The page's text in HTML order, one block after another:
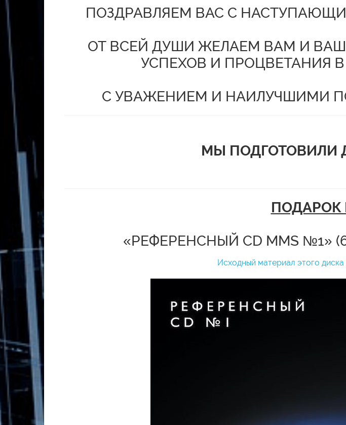
ПОЗДРАВЛЯЕМ ВАС С
ОТ ВСЕЙ ДУШИ ЖЕЛАЕМ ВАМ И
УСПЕХОВ И ПРОЦВЕТАНИЯ
С УВАЖЕНИЕМ И НАИЛУЧШИМИ
МЫ ПОДГОТОВИЛИ
ПОДАРОК
«РЕФЕРЕНСНЫЙ CD MMS №1»
Исходный материал этого